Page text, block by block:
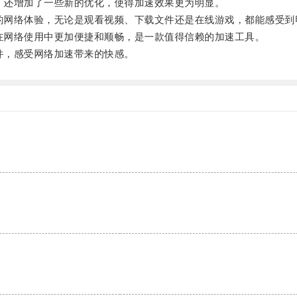
加了一些新的优化，使得加速效果更为明显。
体验，无论是观看视频、下载文件还是在线游戏，都能感受到
使用中更加便捷和顺畅，是一款值得信赖的加速工具。
感受网络加速带来的快感。